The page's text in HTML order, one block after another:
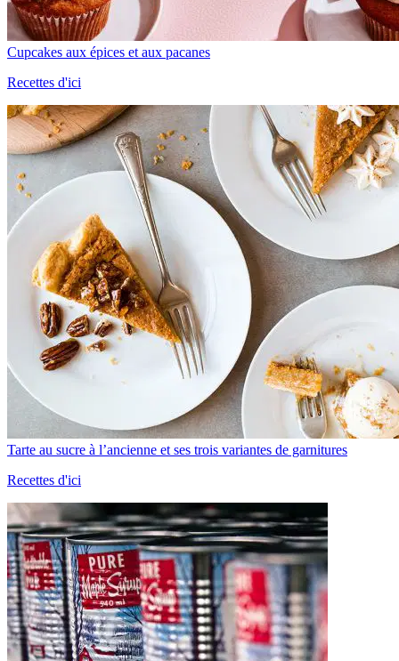
Cupcakes aux épices et aux pacanes
Recettes d'ici
Tarte au sucre à l’ancienne et ses trois variantes de garnitures
Recettes d'ici